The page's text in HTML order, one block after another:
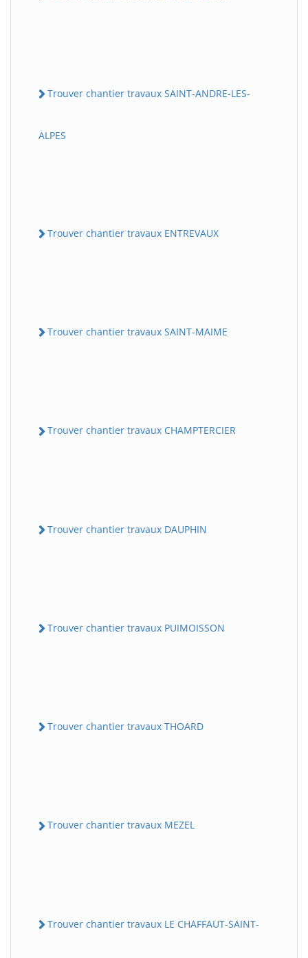
Trouver chantier travaux SAINT-ANDRE-LES-
ALPES
Trouver chantier travaux ENTREVAUX
Trouver chantier travaux SAINT-MAIME
Trouver chantier travaux CHAMPTERCIER
Trouver chantier travaux DAUPHIN
Trouver chantier travaux PUIMOISSON
Trouver chantier travaux THOARD
Trouver chantier travaux MEZEL
Trouver chantier travaux LE CHAFFAUT-SAINT-